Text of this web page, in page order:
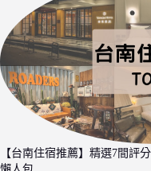
【台南住宿推薦】精選7間評